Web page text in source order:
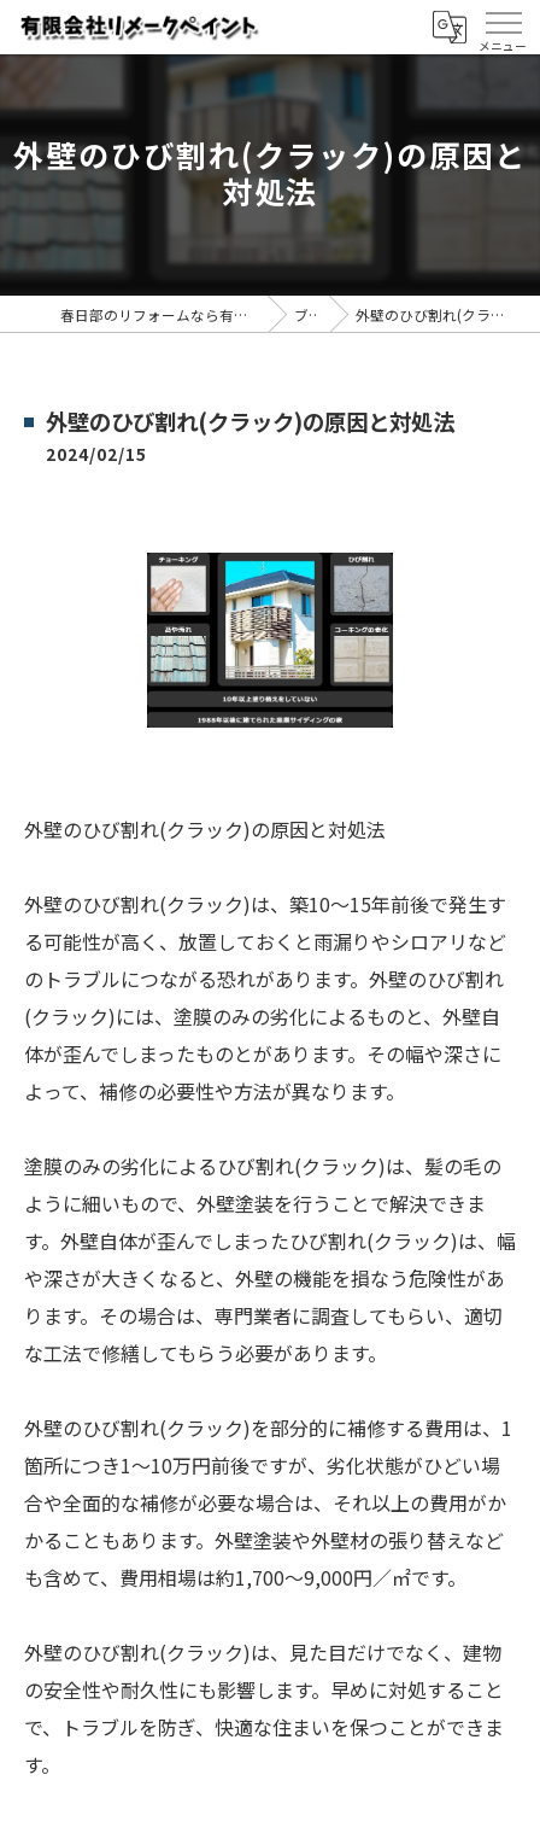
外壁のひび割れ(クラック)の原因と
対処法
春日部のリフォームなら有限会社リメークペイント ブログ 外壁のひび割れ(クラック)の原因と対処法
外壁のひび割れ(クラック)の原因と対処法
2024/02/15
外壁のひび割れ(クラック)の原因と対処法
外壁のひび割れ(クラック)は、築10～15年前後で発生す
る可能性が高く、放置しておくと雨漏りやシロアリなど
のトラブルにつながる恐れがあります。外壁のひび割れ
(クラック)には、塗膜のみの劣化によるものと、外壁自
体が歪んでしまったものとがあります。その幅や深さに
よって、補修の必要性や方法が異なります。
塗膜のみの劣化によるひび割れ(クラック)は、髪の毛の
ように細いもので、外壁塗装を行うことで解決できま
す。外壁自体が歪んでしまったひび割れ(クラック)は、幅
や深さが大きくなると、外壁の機能を損なう危険性があ
ります。その場合は、専門業者に調査してもらい、適切
な工法で修繕してもらう必要があります。
外壁のひび割れ(クラック)を部分的に補修する費用は、1
箇所につき1〜10万円前後ですが、劣化状態がひどい場
合や全面的な補修が必要な場合は、それ以上の費用がか
かることもあります。外壁塗装や外壁材の張り替えなど
も含めて、費用相場は約1,700～9,000円／㎡です。
外壁のひび割れ(クラック)は、見た目だけでなく、建物
の安全性や耐久性にも影響します。早めに対処すること
で、トラブルを防ぎ、快適な住まいを保つことができま
す。